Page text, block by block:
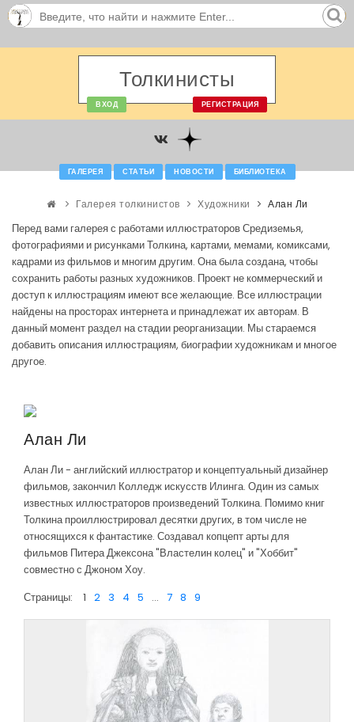
Толкинисты
ВХОД РЕГИСТРАЦИЯ
ГАЛЕРЕЯ СТАТЬИ НОВОСТИ БИБЛИОТЕКА
Галерея толкинистов Художники Алан Ли
Перед вами галерея с работами иллюстраторов Средиземья,
фотографиями и рисунками Толкина, картами, мемами, комиксами,
кадрами из фильмов и многим другим. Она была создана, чтобы
сохранить работы разных художников. Проект не коммерческий и
доступ к иллюстрациям имеют все желающие. Все иллюстрации
найдены на просторах интернета и принадлежат их авторам. В
данный момент раздел на стадии реорганизации. Мы стараемся
добавить описания иллюстрациям, биографии художникам и многое
другое.
Алан Ли
Алан Ли - английский иллюстратор и концептуальный дизайнер
фильмов, закончил Колледж искусств Илинга. Один из самых
известных иллюстраторов произведений Толкина. Помимо книг
Толкина проиллюстрировал десятки других, в том числе не
относящихся к фантастике. Создавал копцепт арты для
фильмов Питера Джексона "Властелин колец" и "Хоббит"
совместно с Джоном Хоу.
Страницы:
1 2 3 4 5 ... 7 8 9